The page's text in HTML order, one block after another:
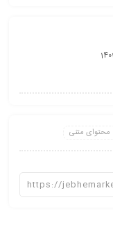
محتوای متنی